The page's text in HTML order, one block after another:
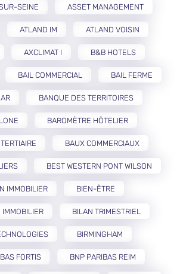
SEINE ASSET MANAGEMENT
ATLAND IM ATLAND VOISIN
AXCLIMAT I B&B HOTELS
BAIL COMMERCIAL BAIL FERME
BANQUE DES TERRITOIRES
BAROMÈTRE HÔTELIER
BAUX COMMERCIAUX
BEST WESTERN PONT WILSON
IMMOBILIER BIEN-ÊTRE
BILAN TRIMESTRIEL
BIRMINGHAM
FORTIS BNP PARIBAS REIM